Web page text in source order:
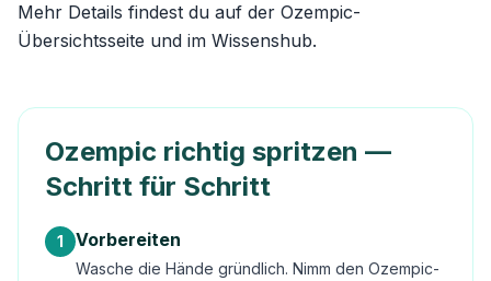
Mehr Details findest du auf der Ozempic-
Übersichtsseite und im Wissenshub.
Ozempic richtig spritzen —
Schritt für Schritt
1 Vorbereiten
Wasche die Hände gründlich. Nimm den Ozempic-